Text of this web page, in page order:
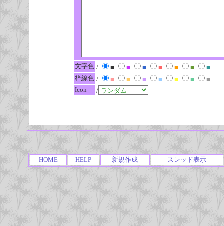
文字色 / ■ ■ ■ ■ ■ ■
■
枠線色 / ■ ■ ■ ■ ■ ■
■
Icon
/
HOME HELP 新規作成 スレッド表示